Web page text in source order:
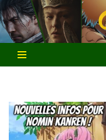
Aller
au
contenu